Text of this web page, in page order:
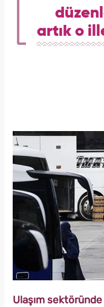
artık o
Ulaşım